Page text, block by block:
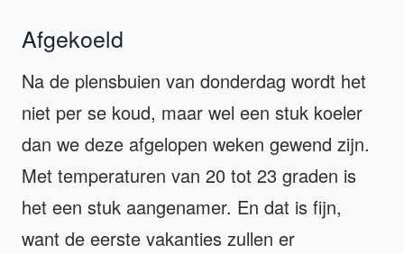
Afgekoeld
Na de plensbuien van donderdag wordt het
niet per se koud, maar wel een stuk koeler
dan we deze afgelopen weken gewend zijn.
Met temperaturen van 20 tot 23 graden is
het een stuk aangenamer. En dat is fijn,
want de eerste vakanties zullen er